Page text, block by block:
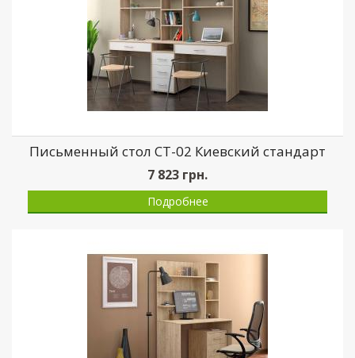
Письменный стол СТ-02 Киевский стандарт
7 823 грн.
Подробнее